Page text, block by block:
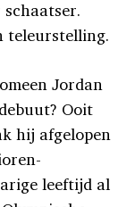
teleurstelling.
Jordan
Ooit
hij afgelopen
leeftijd al